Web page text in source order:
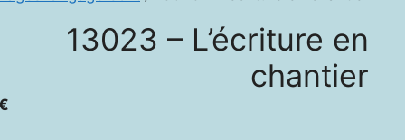
13023 – L’écriture en
chantier